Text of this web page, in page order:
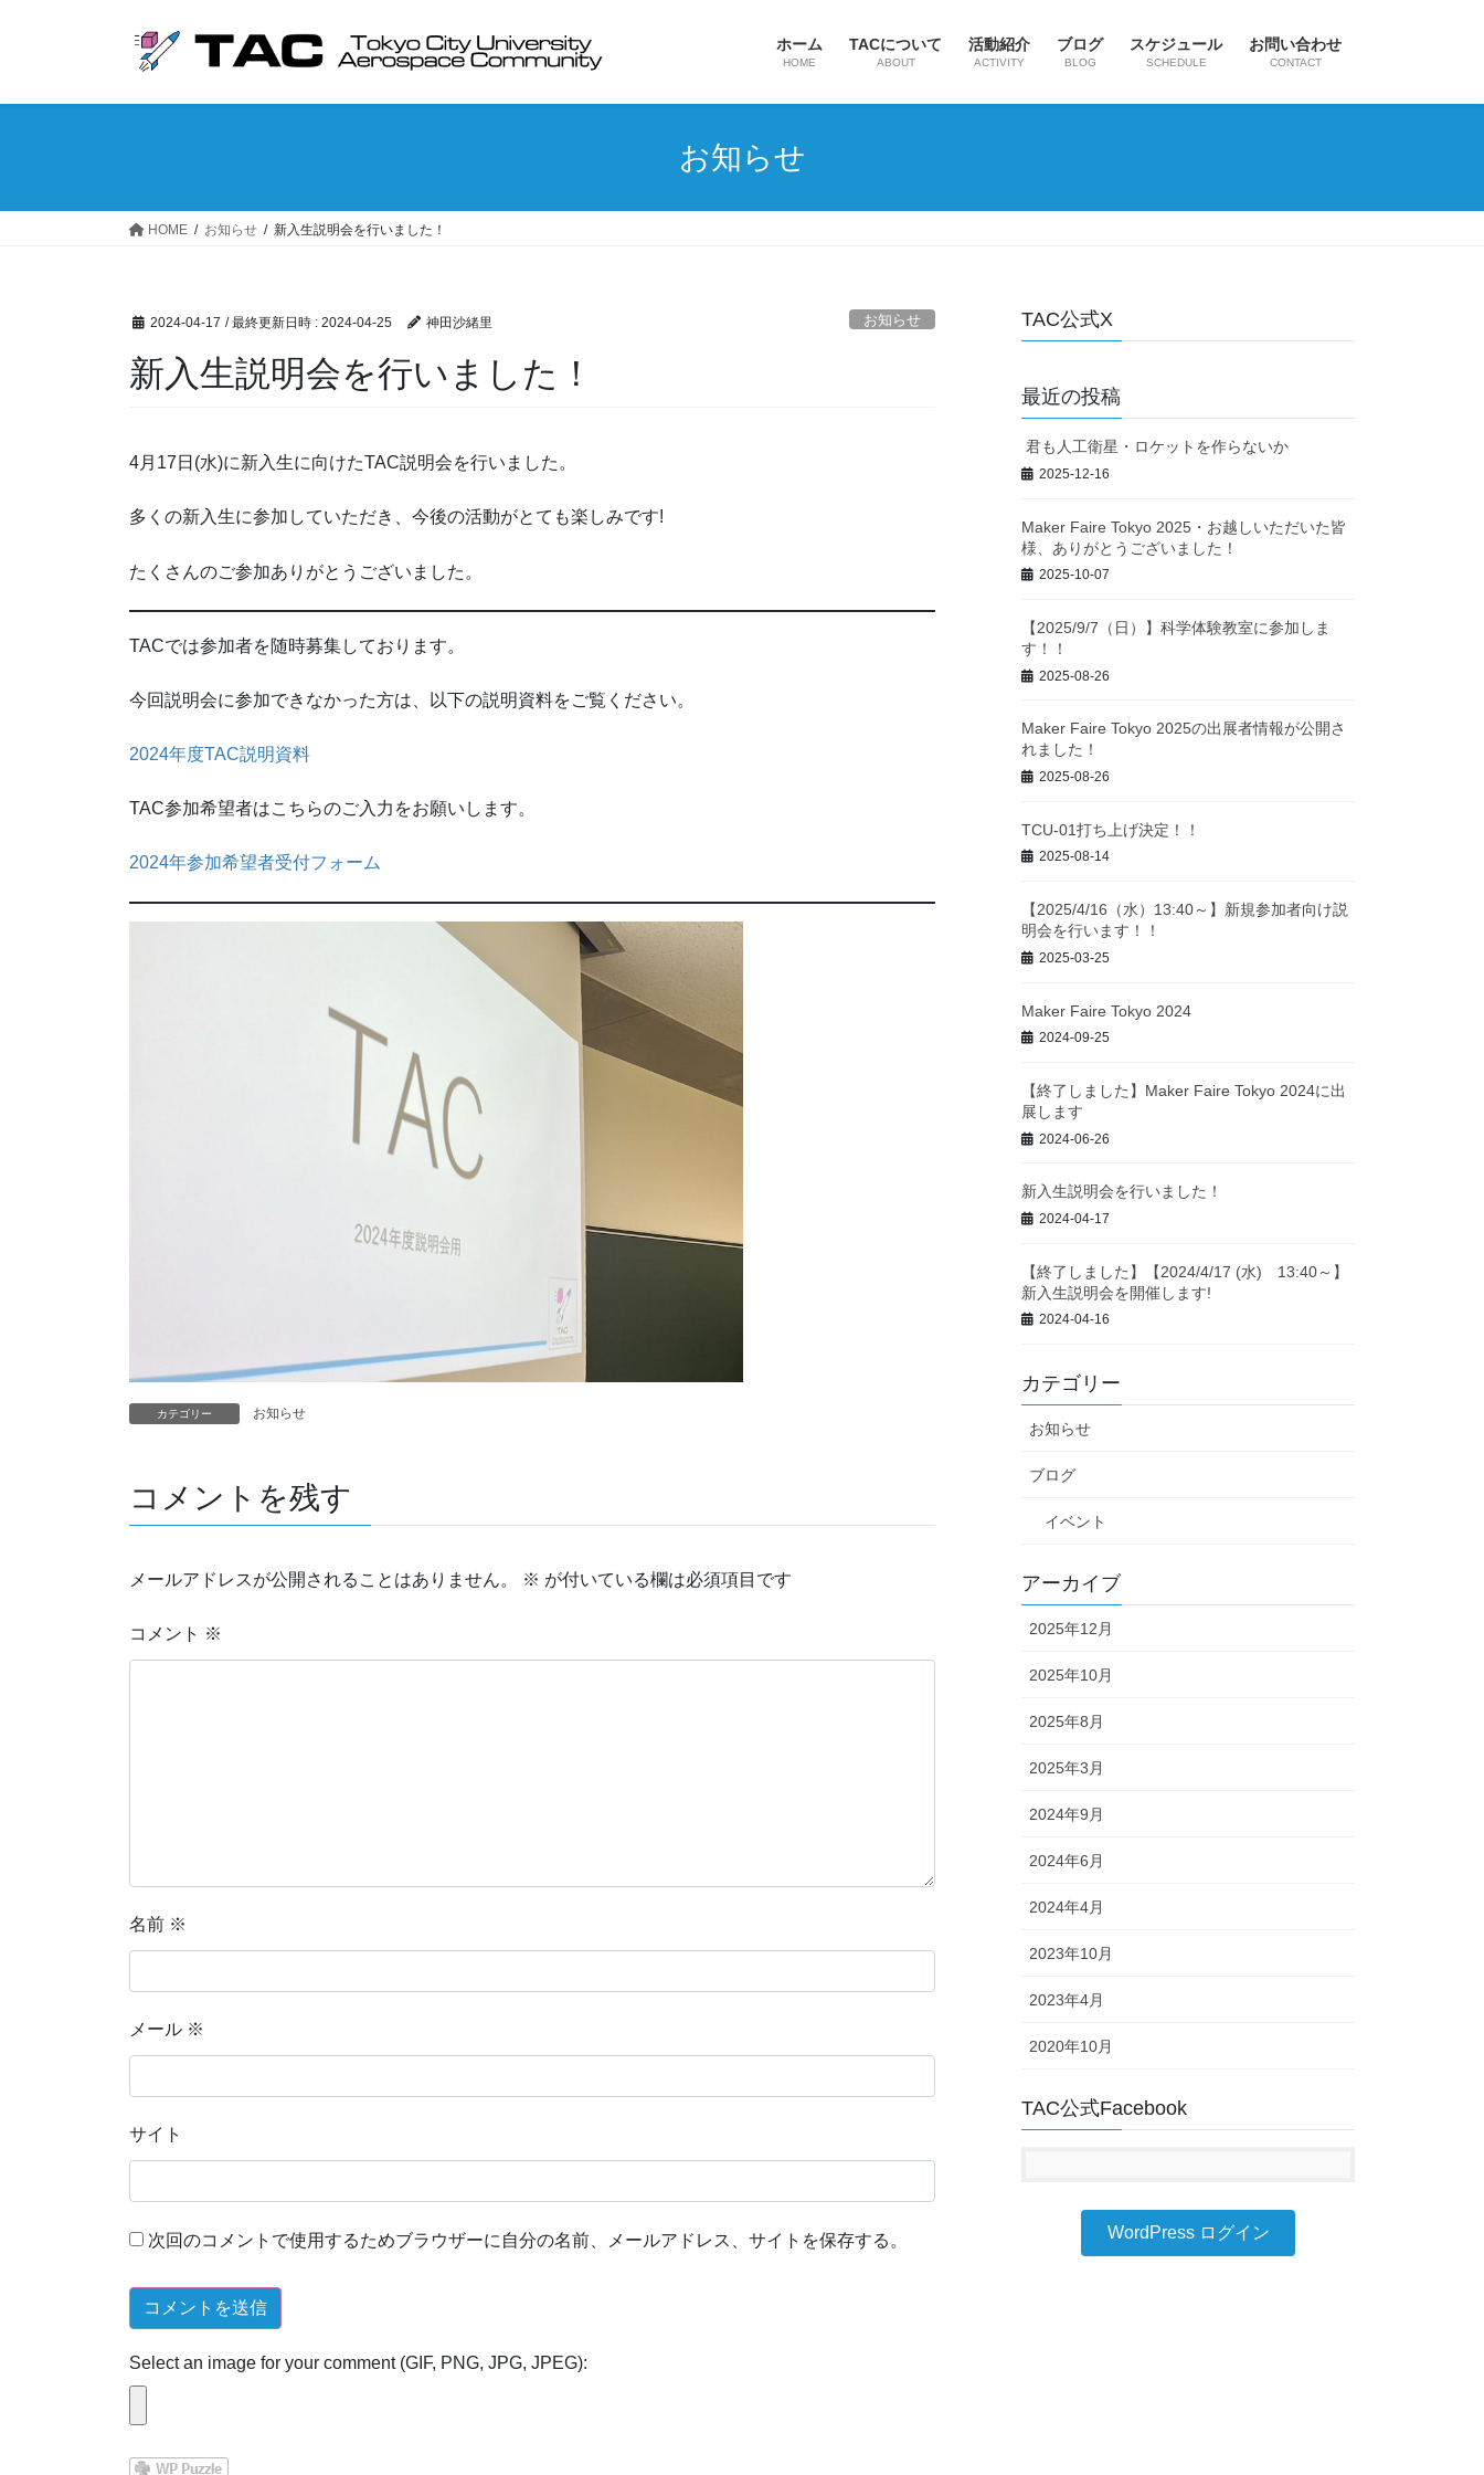
ホーム
HOME
TACについて
ABOUT
活動紹介
ACTIVITY
ブログ
BLOG
スケジュール
SCHEDULE
お問い合わせ
CONTACT
お知らせ
HOME お知らせ 新入生説明会を行いました！
2024-04-17 / 最終更新日時 : 2024-04-25 神田沙緒里 お知らせ
新入生説明会を行いました！
4月17日(水)に新入生に向けたTAC説明会を行いました。
多くの新入生に参加していただき、今後の活動がとても楽しみです!
たくさんのご参加ありがとうございました。
TACでは参加者を随時募集しております。
今回説明会に参加できなかった方は、以下の説明資料をご覧ください。
2024年度TAC説明資料
TAC参加希望者はこちらのご入力をお願いします。
2024年参加希望者受付フォーム
カテゴリー お知らせ
コメントを残す
メールアドレスが公開されることはありません。 ※ が付いている欄は必須項目です
コメント ※
名前 ※
メール ※
サイト
次回のコメントで使用するためブラウザーに自分の名前、メールアドレス、サイトを保存する。
Select an image for your comment (GIF, PNG, JPG, JPEG):
TAC公式X
最近の投稿
君も人工衛星・ロケットを作らないか
2025-12-16
Maker Faire Tokyo 2025・お越しいただいた皆
様、ありがとうございました！
2025-10-07
【2025/9/7（日）】科学体験教室に参加しま
す！！
2025-08-26
Maker Faire Tokyo 2025の出展者情報が公開さ
れました！
2025-08-26
TCU-01打ち上げ決定！！
2025-08-14
【2025/4/16（水）13:40～】新規参加者向け説
明会を行います！！
2025-03-25
Maker Faire Tokyo 2024
2024-09-25
【終了しました】Maker Faire Tokyo 2024に出
展します
2024-06-26
新入生説明会を行いました！
2024-04-17
【終了しました】【2024/4/17 (水) 13:40～】
新入生説明会を開催します!
2024-04-16
カテゴリー
お知らせ
ブログ
イベント
アーカイブ
2025年12月
2025年10月
2025年8月
2025年3月
2024年9月
2024年6月
2024年4月
2023年10月
2023年4月
2020年10月
TAC公式Facebook
WordPress ログイン